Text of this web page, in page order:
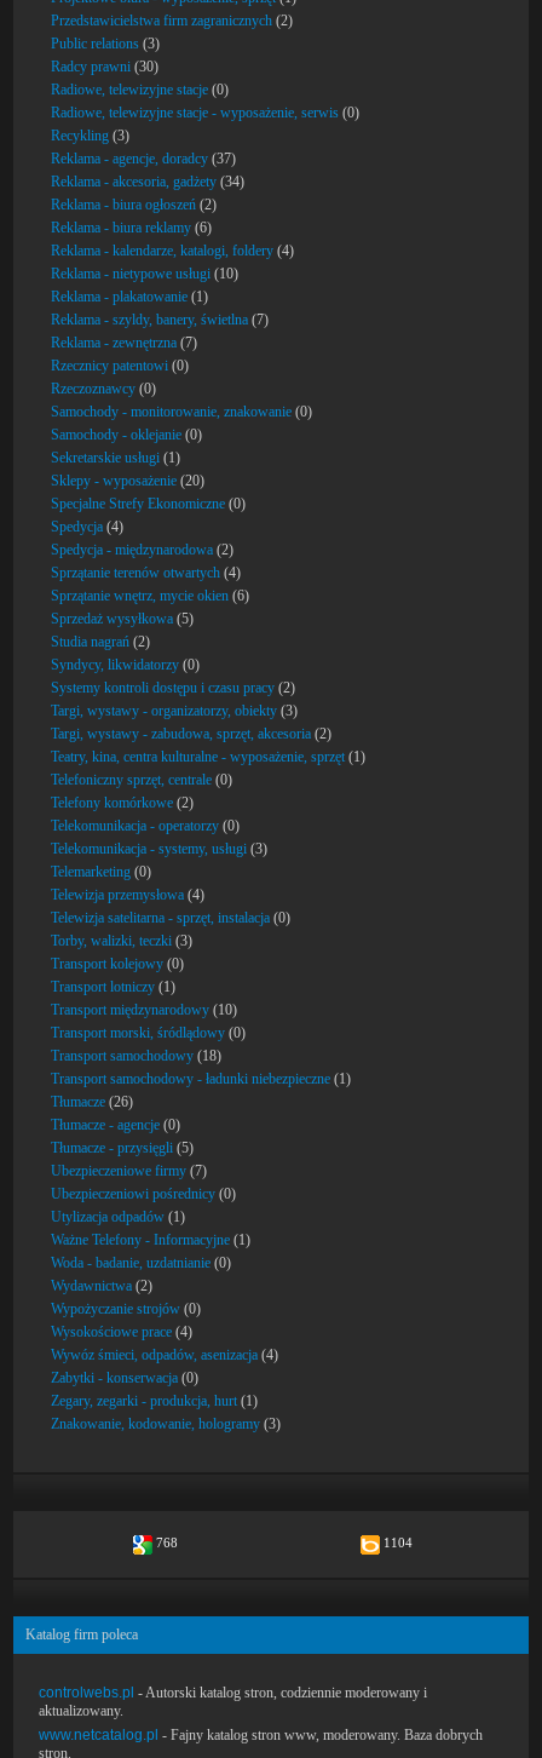
Przedstawicielstwa firm zagranicznych (2)
Public relations (3)
Radcy prawni (30)
Radiowe, telewizyjne stacje (0)
Radiowe, telewizyjne stacje - wyposażenie, serwis (0)
Recykling (3)
Reklama - agencje, doradcy (37)
Reklama - akcesoria, gadżety (34)
Reklama - biura ogłoszeń (2)
Reklama - biura reklamy (6)
Reklama - kalendarze, katalogi, foldery (4)
Reklama - nietypowe usługi (10)
Reklama - plakatowanie (1)
Reklama - szyldy, banery, świetlna (7)
Reklama - zewnętrzna (7)
Rzecznicy patentowi (0)
Rzeczoznawcy (0)
Samochody - monitorowanie, znakowanie (0)
Samochody - oklejanie (0)
Sekretarskie usługi (1)
Sklepy - wyposażenie (20)
Specjalne Strefy Ekonomiczne (0)
Spedycja (4)
Spedycja - międzynarodowa (2)
Sprzątanie terenów otwartych (4)
Sprzątanie wnętrz, mycie okien (6)
Sprzedaż wysyłkowa (5)
Studia nagrań (2)
Syndycy, likwidatorzy (0)
Systemy kontroli dostępu i czasu pracy (2)
Targi, wystawy - organizatorzy, obiekty (3)
Targi, wystawy - zabudowa, sprzęt, akcesoria (2)
Teatry, kina, centra kulturalne - wyposażenie, sprzęt (1)
Telefoniczny sprzęt, centrale (0)
Telefony komórkowe (2)
Telekomunikacja - operatorzy (0)
Telekomunikacja - systemy, usługi (3)
Telemarketing (0)
Telewizja przemysłowa (4)
Telewizja satelitarna - sprzęt, instalacja (0)
Torby, walizki, teczki (3)
Transport kolejowy (0)
Transport lotniczy (1)
Transport międzynarodowy (10)
Transport morski, śródlądowy (0)
Transport samochodowy (18)
Transport samochodowy - ładunki niebezpieczne (1)
Tłumacze (26)
Tłumacze - agencje (0)
Tłumacze - przysięgli (5)
Ubezpieczeniowe firmy (7)
Ubezpieczeniowi pośrednicy (0)
Utylizacja odpadów (1)
Ważne Telefony - Informacyjne (1)
Woda - badanie, uzdatnianie (0)
Wydawnictwa (2)
Wypożyczanie strojów (0)
Wysokościowe prace (4)
Wywóz śmieci, odpadów, asenizacja (4)
Zabytki - konserwacja (0)
Zegary, zegarki - produkcja, hurt (1)
Znakowanie, kodowanie, hologramy (3)
768 1104
Katalog firm poleca
controlwebs.pl - Autorski katalog stron, codziennie moderowany i
aktualizowany.
www.netcatalog.pl - Fajny katalog stron www, moderowany. Baza dobrych
stron.